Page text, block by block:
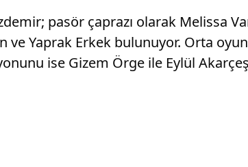
pasör çaprazı olarak Melissa
Yaprak Erkek bulunuyor. Orta
ise Gizem Örge ile Eylül